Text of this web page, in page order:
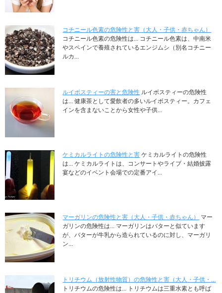
コチニール色素の危険性と害（大人・子供・赤ちゃん）
コチニール色素の危険性は... コチニール色素は、中南米
やスペインで養殖されているエンジムシ（別名コチニー
ルカ...
ルイボスティーの害と危険性 ルイボスティーの危険性
は... 健康茶として愛飲者の多いルイボスティー。カフェ
インを含まないことから女性や子供...
ケミカルライトの危険性と害 ケミカルライトの危険性
は... ケミカルライトは、コンサートやライブ・結婚披露
宴などのイベント会場での定番アイ...
マーガリンの危険性と害（大人・子供・赤ちゃん）
マー
ガリンの危険性は... マーガリンはバターと似ています
が、バターが牛乳から造られているのに対し、マーガリ
ン...
トリチウム（放射性物質）の危険性と害（大人・子供・...
トリチウムの危険性は... トリチウムは三重水素とも呼ば